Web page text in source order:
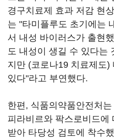
경구치료제 효과 저감 현
는 "타미플루도 초기에는
서 내성 바이러스가 출현
도 내성이 생길 수 있다는
지만 (코로나19 치료제도
있다"라고 부연했다.
한편, 식품의약품안전처
피라비르와 팍스로비드에
받아 타당성 검토에 착수